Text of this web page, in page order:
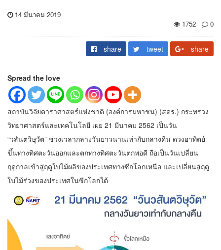
14 มีนาคม 2019
1752
0
share tweet share
Spread the love
สถาบันวิจัยดาราศาสตร์แห่งชาติ (องค์การมหาชน) (สดร.) กระทรวง
วิทยาศาสตร์และเทคโนโลยี เผย 21 มีนาคม 2562 เป็นวัน
“วสันตวิษุวัต” ช่วงเวลากลางวันยาวนานเท่ากับกลางคืน ดวงอาทิตย์
ขึ้นทางทิศตะวันออกและตกทางทิศตะวันตกพอดี ถือเป็นวันเปลี่ยน
ฤดูกาลเข้าสู่ฤดูใบไม้ผลิของประเทศทางซีกโลกเหนือ และเปลี่ยนสู่ฤดู
ใบไม้ร่วงของประเทศในซีกโลกใต้